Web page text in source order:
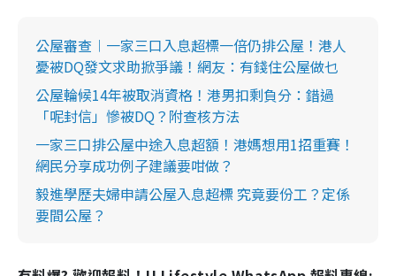
公屋審查︱一家三口入息超標一倍仍排公屋！港人
憂被DQ發文求助掀爭議！網友：有錢住公屋做乜
公屋輪候14年被取消資格！港男扣剩負分：錯過
「呢封信」慘被DQ？附查核方法
一家三口排公屋中途入息超額！港媽想用1招重賽！
網民分享成功例子建議要咁做？
毅進學歷夫婦申請公屋入息超標 究竟要份工？定係
要間公屋？